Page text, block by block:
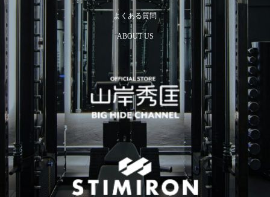
よくある質問
ABOUT US